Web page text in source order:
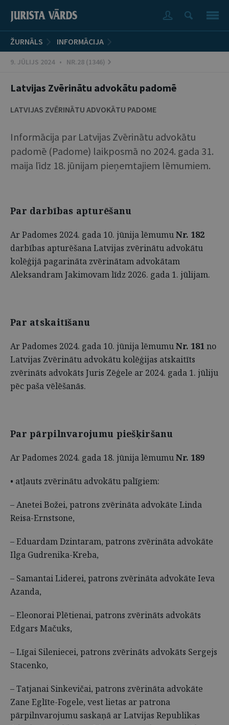
ŽURNĀLS INFORMĀCIJA
9. JŪLIJS 2024 • NR.28 (1346)
Latvijas Zvērinātu advokātu padomē
LATVIJAS ZVĒRINĀTU ADVOKĀTU PADOME
Informācija par Latvijas Zvērinātu advokātu
padomē (Padome) laikposmā no 2024. gada 31.
maija līdz 18. jūnijam pieņemtajiem lēmumiem.
Par darbības apturēšanu
Ar Padomes 2024. gada 10. jūnija lēmumuNr. 182
darbības apturēšana Latvijas zvērinātu advokātu
kolēģijā pagarināta zvērinātam advokātam
Aleksandram Jakimovam līdz 2026. gada 1. jūlijam.
Par atskaitīšanu
Ar Padomes 2024. gada 10. jūnija lēmumuNr. 181no
Latvijas Zvērinātu advokātu kolēģijas atskaitīts
zvērināts advokāts Juris Zēģele ar 2024. gada 1. jūliju
pēc paša vēlēšanās.
Par pārpilnvarojumu piešķiršanu
Ar Padomes 2024. gada 18. jūnija lēmumuNr. 189
• atļauts zvērinātu advokātu palīgiem:
– Anetei Božei, patrons zvērināta advokāte Linda
Reisa-Ernstsone,
– Eduardam Dzintaram, patrons zvērināta advokāte
Ilga Gudrenika-Kreba,
– Samantai Liderei, patrons zvērināta advokāte Ieva
Azanda,
– Eleonorai Plētienai, patrons zvērināts advokāts
Edgars Mačuks,
– Līgai Sileniecei, patrons zvērināts advokāts Sergejs
Stacenko,
– Tatjanai Sinkevičai, patrons zvērināta advokāte
Zane Eglīte-Fogele, vest lietas ar patrona
pārpilnvarojumu saskaņā ar Latvijas Republikas